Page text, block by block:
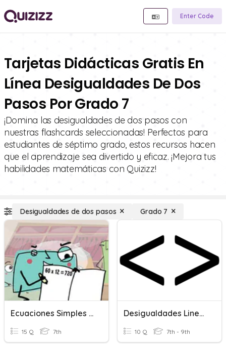
Enter Code
Tarjetas Didácticas Gratis En
Línea Desigualdades De Dos
Pasos Por Grado 7
¡Domina las desigualdades de dos pasos con
nuestras flashcards seleccionadas! Perfectos para
estudiantes de séptimo grado, estos recursos hacen
que el aprendizaje sea divertido y eficaz. ¡Mejora tus
habilidades matemáticas con Quizizz!
Desigualdades de dos pasos Grado 7
Ecuaciones Simples Y De Dos Pasos
15 Q 7th
Desigualdades Lineales
10 Q 7th - 9th